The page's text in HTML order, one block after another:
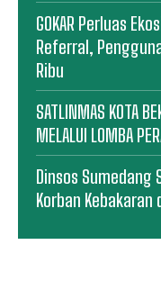
GOKAR Perluas
Referral,
Ribu
SATLINMAS KOTA
MELALUI LOMBA
Dinsos
Korban Kebakaran